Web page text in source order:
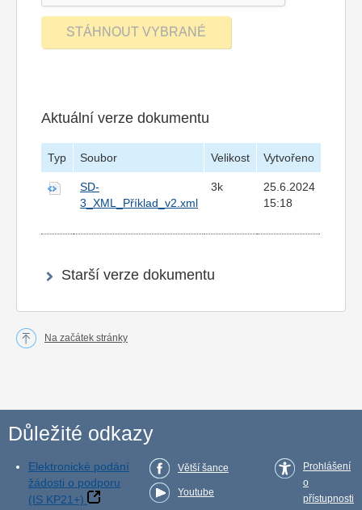
Aktuální verze dokumentu
Typ Soubor Velikost Vytvořeno
SD-
3_XML_Příklad_v2.xml
3k
25.6.2024
15:18
Starší verze dokumentu
Na začátek stránky
Důležité odkazy
Elektronické podání
žádosti o podporu
(IS KP21+)
Větší šance
Youtube
Prohlášení
o
přístupnosti